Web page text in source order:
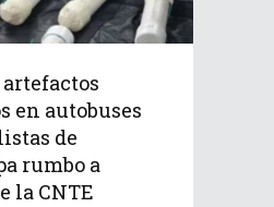
en autobuses
de
rumbo a
la CNTE